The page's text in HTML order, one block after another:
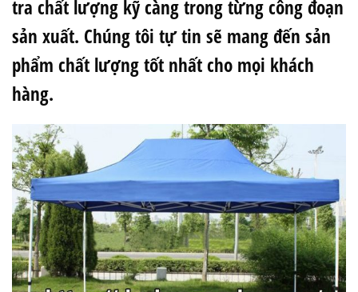
tra chất lượng kỹ càng trong từng công đoạn
sản xuất. Chúng tôi tự tin sẽ mang đến sản
phẩm chất lượng tốt nhất cho mọi khách
hàng.